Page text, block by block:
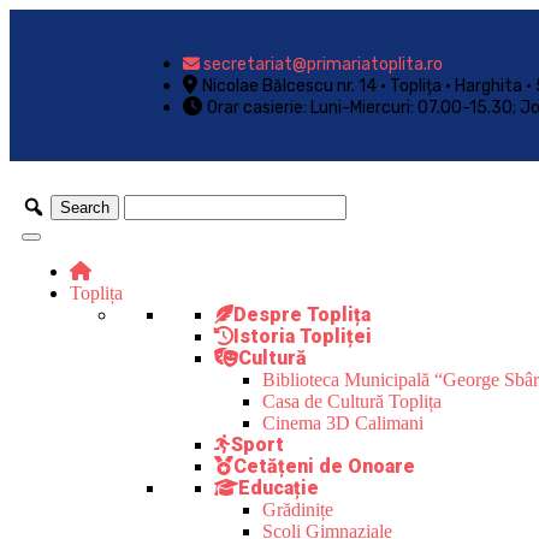
secretariat@primariatoplita.ro
Nicolae Bălcescu nr. 14 • Toplița • Harghita
Orar casierie: Luni-Miercuri: 07.00-15.30;
Toplița
Despre Toplița
Istoria Topliței
Cultură
Biblioteca Municipală “George
Casa de Cultură Toplița
Cinema 3D Calimani
Sport
Cetățeni de Onoare
Educație
Grădinițe
Școli Gimnaziale